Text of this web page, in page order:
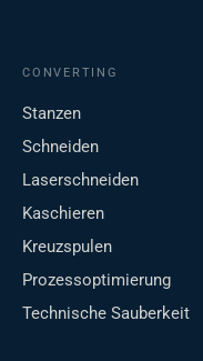
CONVERTING
Stanzen
Schneiden
Laserschneiden
Kaschieren
Kreuzspulen
Prozessoptimierung
Technische Sauberkeit